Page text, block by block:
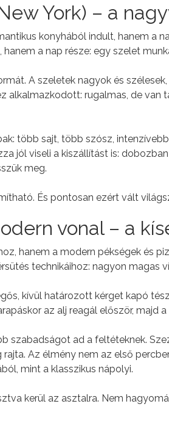
York) – a
konyhából indult, hanem a
a nap része: egy szelet
A szeletek nagyok és
alkalmazkodott: rugalmas, de van
több sajt, több szósz,
jól viseli a kiszállítást is:
meg.
És pontosan ezért vált
vonal – a
hanem a modern pékségek és
technikáihoz: nagyon magas
kívül határozott kérget kapó
az alj reagál először, majd
szabadságot ad a feltéteknek.
Az élmény nem az első
mint a klasszikus nápolyi.
kerül az asztalra. Nem